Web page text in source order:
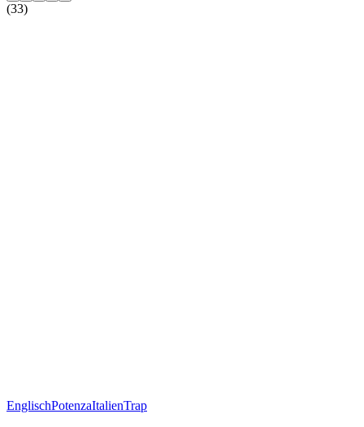
(33)
EnglischPotenzaItalienTrap